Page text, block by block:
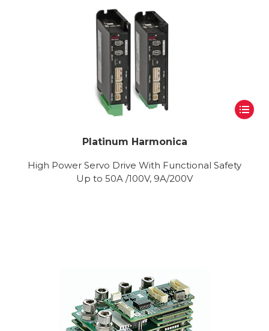
Platinum Harmonica
High Power Servo Drive With Functional Safety
Up to 50A /100V, 9A/200V